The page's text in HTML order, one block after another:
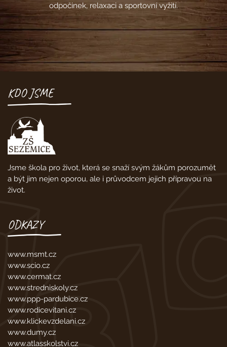
odpočinek, relaxaci a sportovní vyžití.
KDO JSME
Jsme škola pro život, která se snaží svým žákům porozumět
a být jim nejen oporou, ale i průvodcem jejich přípravou na
život.
ODKAZY
www.msmt.cz
www.scio.cz
www.cermat.cz
www.stredniskoly.cz
www.ppp-pardubice.cz
www.rodicevitani.cz
www.klickevzdelani.cz
www.dumy.cz
www.atlasskolstvi.cz